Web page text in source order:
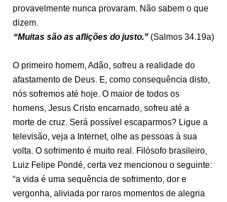
provavelmente nunca provaram. Não sabem o que
dizem.
“Muitas são as aflições do justo.” (Salmos 34.19a)
O primeiro homem, Adão, sofreu a realidade do
afastamento de Deus. E, como consequência disto,
nós sofremos até hoje. O maior de todos os
homens, Jesus Cristo encarnado, sofreu até a
morte de cruz. Será possível escaparmos? Ligue a
televisão, veja a Internet, olhe as pessoas à sua
volta. O sofrimento é muito real. Filósofo brasileiro,
Luiz Felipe Pondé, certa vez mencionou o seguinte:
“a vida é uma sequência de sofrimento, dor e
vergonha, aliviada por raros momentos de alegria